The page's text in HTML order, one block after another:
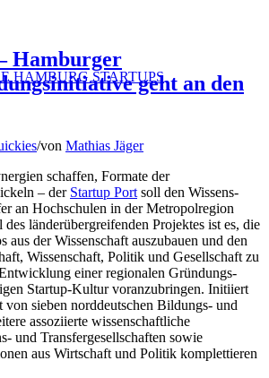
HAMBURG STARTUPS
Hamburger
geht an den
/von Mathias Jäger
schaffen, Formate der
– der Startup Port soll den Wissens-
an Hochschulen in der Metropolregion
länderübergreifenden Projektes ist es, die
aus der Wissenschaft auszubauen und den
Wissenschaft, Politik und Gesellschaft zu
einer regionalen Gründungs-
Startup-Kultur voranzubringen. Initiiert
von sieben norddeutschen Bildungs- und
assoziierte wissenschaftliche
und Transfergesellschaften sowie
aus Wirtschaft und Politik komplettieren